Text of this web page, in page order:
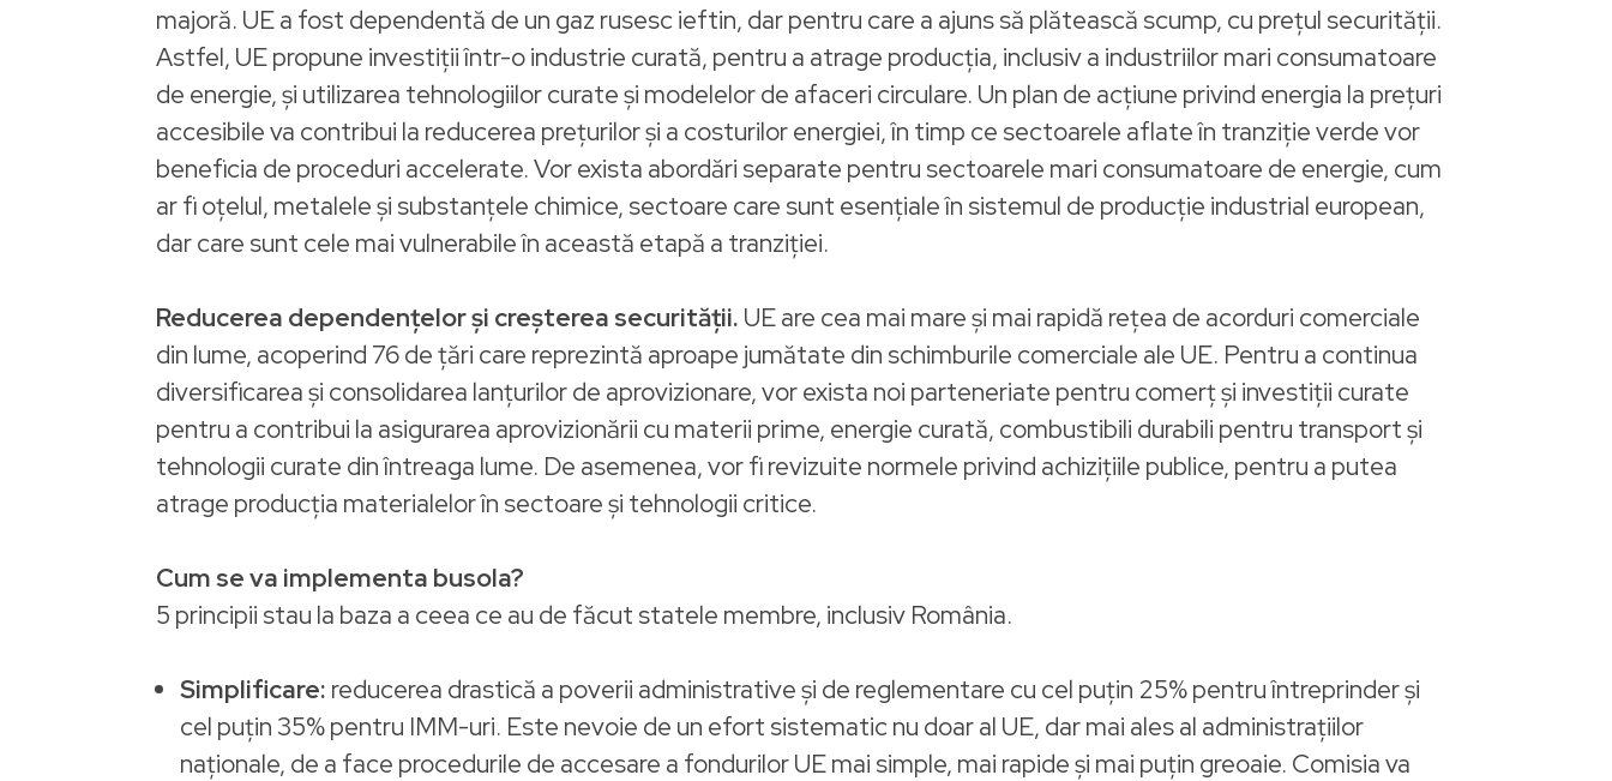
majoră. UE a fost dependentă de un gaz rusesc ieftin, dar pentru care a ajuns să plătească scump, cu prețul securității.
Astfel, UE propune investiții într-o industrie curată, pentru a atrage producția, inclusiv a industriilor mari consumatoare
de energie, și utilizarea tehnologiilor curate și modelelor de afaceri circulare. Un plan de acțiune privind energia la prețuri
accesibile va contribui la reducerea prețurilor și a costurilor energiei, în timp ce sectoarele aflate în tranziție verde vor
beneficia de proceduri accelerate. Vor exista abordări separate pentru sectoarele mari consumatoare de energie, cum
ar fi oțelul, metalele și substanțele chimice, sectoare care sunt esențiale în sistemul de producție industrial european,
dar care sunt cele mai vulnerabile în această etapă a tranziției.
Reducerea dependențelor și creșterea securității. UE are cea mai mare și mai rapidă rețea de acorduri comerciale
din lume, acoperind 76 de țări care reprezintă aproape jumătate din schimburile comerciale ale UE. Pentru a continua
diversificarea și consolidarea lanțurilor de aprovizionare, vor exista noi parteneriate pentru comerț și investiții curate
pentru a contribui la asigurarea aprovizionării cu materii prime, energie curată, combustibili durabili pentru transport și
tehnologii curate din întreaga lume. De asemenea, vor fi revizuite normele privind achizițiile publice, pentru a putea
atrage producția materialelor în sectoare și tehnologii critice.
Cum se va implementa busola?
5 principii stau la baza a ceea ce au de făcut statele membre, inclusiv România.
Simplificare: reducerea drastică a poverii administrative și de reglementare cu cel puțin 25% pentru întreprinder și
cel puțin 35% pentru IMM-uri. Este nevoie de un efort sistematic nu doar al UE, dar mai ales al administrațiilor
naționale, de a face procedurile de accesare a fondurilor UE mai simple, mai rapide și mai puțin greoaie. Comisia va